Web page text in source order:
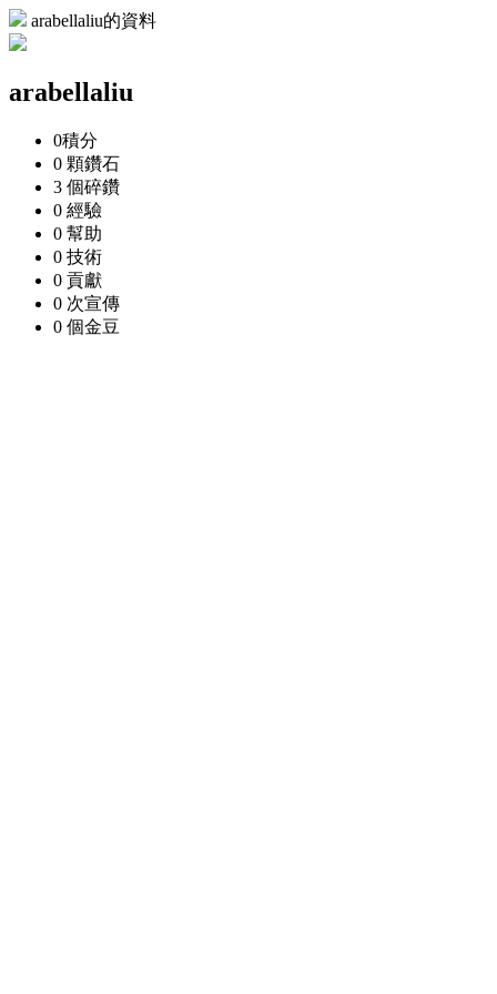
arabellaliu的資料
arabellaliu
0積分
0 顆鑽石
3 個碎鑽
0 經驗
0 幫助
0 技術
0 貢獻
0 次宣傳
0 個金豆